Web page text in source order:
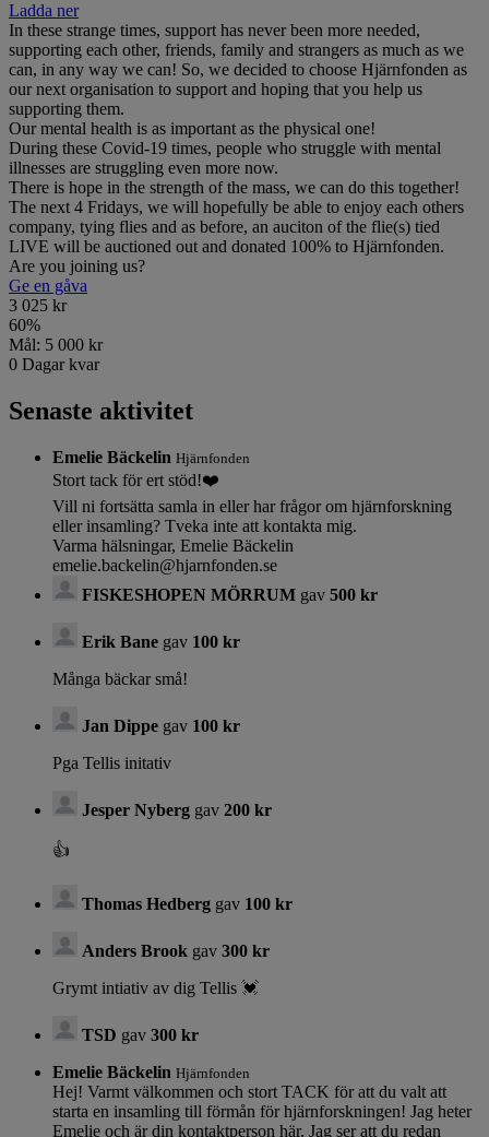
Ladda ner
In these strange times, support has never been more needed,
supporting each other, friends, family and strangers as much as we
can, in any way we can! So, we decided to choose Hjärnfonden as
our next organisation to support and hoping that you help us
supporting them.
Our mental health is as important as the physical one!
During these Covid-19 times, people who struggle with mental
illnesses are struggling even more now.
There is hope in the strength of the mass, we can do this together!
The next 4 Fridays, we will hopefully be able to enjoy each others
company, tying flies and as before, an auciton of the flie(s) tied
LIVE will be auctioned out and donated 100% to Hjärnfonden.
Are you joining us?
Ge en gåva
3 025 kr
60%
Mål: 5 000 kr
0 Dagar kvar
Senaste aktivitet
Emelie Bäckelin Hjärnfonden
Stort tack för ert stöd!❤️
Vill ni fortsätta samla in eller har frågor om hjärnforskning
eller insamling? Tveka inte att kontakta mig.
Varma hälsningar, Emelie Bäckelin
emelie.backelin@hjarnfonden.se
FISKESHOPEN MÖRRUM gav 500 kr
Erik Bane gav 100 kr
Många bäckar små!
Jan Dippe gav 100 kr
Pga Tellis initativ
Jesper Nyberg gav 200 kr
👍
Thomas Hedberg gav 100 kr
Anders Brook gav 300 kr
Grymt intiativ av dig Tellis 💓
TSD gav 300 kr
Emelie Bäckelin Hjärnfonden
Hej! Varmt välkommen och stort TACK för att du valt att
starta en insamling till förmån för hjärnforskningen! Jag heter
Emelie och är din kontaktperson här. Jag ser att du redan